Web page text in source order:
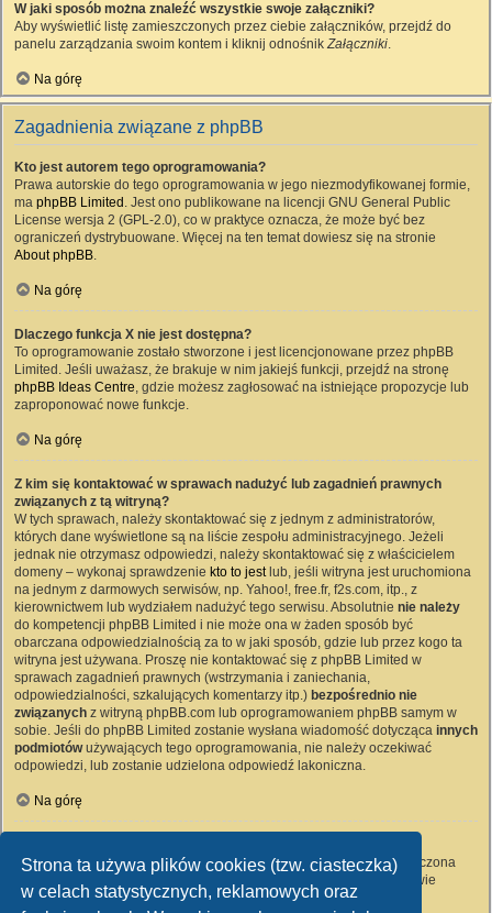
Strona ta używa plików cookies (tzw. ciasteczka)
w celach statystycznych, reklamowych oraz
W jaki sposób można znaleźć wszystkie swoje załączniki?
Aby wyświetlić listę zamieszczonych przez ciebie załączników, przejdź do
panelu zarządzania swoim kontem i kliknij odnośnikZałączniki.
Na górę
Zagadnienia związane z phpBB
Kto jest autorem tego oprogramowania?
Prawa autorskie do tego oprogramowania w jego niezmodyfikowanej formie,
ma phpBB Limited . Jest ono publikowane na licencji GNU General Public
License wersja 2 (GPL-2.0), co w praktyce oznacza, że może być bez
ograniczeń dystrybuowane. Więcej na ten temat dowiesz się na stronie
About phpBB.
Na górę
Dlaczego funkcja X nie jest dostępna?
To oprogramowanie zostało stworzone i jest licencjonowane przez phpBB
Limited. Jeśli uważasz, że brakuje w nim jakiejś funkcji, przejdź na stronę
phpBB Ideas Centre, gdzie możesz zagłosować na istniejące propozycje lub
zaproponować nowe funkcje.
Na górę
Z kim się kontaktować w sprawach nadużyć lub zagadnień prawnych
związanych z tą witryną?
W tych sprawach, należy skontaktować się z jednym z administratorów,
których dane wyświetlone są na liście zespołu administracyjnego. Jeżeli
jednak nie otrzymasz odpowiedzi, należy skontaktować się z właścicielem
domeny – wykonaj sprawdzenie kto to jestlub, jeśli witryna jest uruchomiona
na jednym z darmowych serwisów, np. Yahoo!, free.fr, f2s.com, itp., z
kierownictwem lub wydziałem nadużyć tego serwisu. Absolutnie nie należy
do kompetencji phpBB Limited i nie może ona w żaden sposób być
obarczana odpowiedzialnością za to w jaki sposób, gdzie lub przez kogo ta
witryna jest używana. Proszę nie kontaktować się z phpBB Limited w
sprawach zagadnień prawnych (wstrzymania i zaniechania,
odpowiedzialności, szkalujących komentarzy itp.) bezpośrednio nie
związanych z witryną phpBB.com lub oprogramowaniem phpBB samym w
sobie. Jeśli do phpBB Limited zostanie wysłana wiadomość dotycząca innych
podmiotówużywających tego oprogramowania, nie należy oczekiwać
odpowiedzi, lub zostanie udzielona odpowiedź lakoniczna.
Na górę
Wszyscy użytkownicy witryny mogą używać – jeśli funkcja ta jest włączona
przez administratora witryny – formularza „Kontakt z nami”. Członkowie
witryny mogą także używać odnośnika „Zespół administracyjny”.